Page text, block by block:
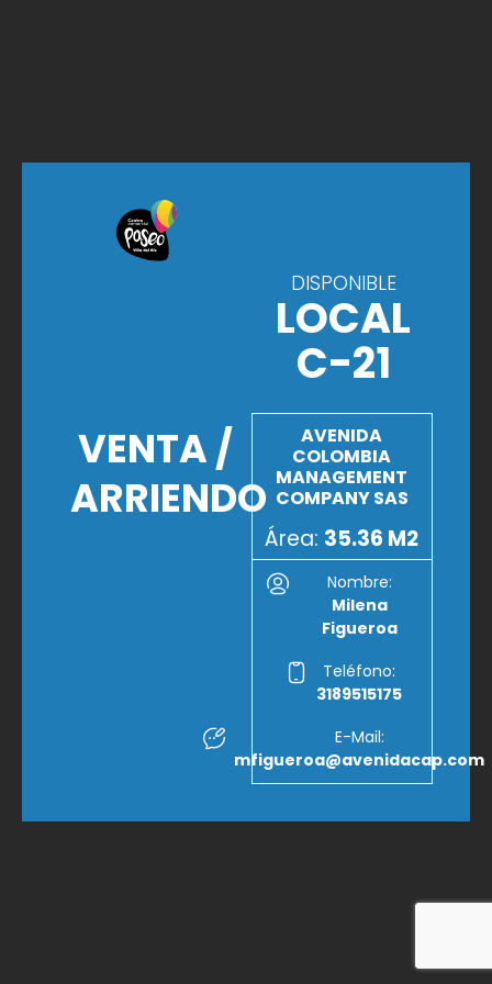
DISPONIBLE
LOCAL
C-21
VENTA /
ARRIENDO
AVENIDA
COLOMBIA
MANAGEMENT
COMPANY SAS
Área: 35.36 M2
Nombre:
Milena
Figueroa
Teléfono:
3189515175
E-Mail:
mfigueroa@avenidacap.com